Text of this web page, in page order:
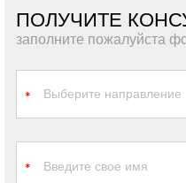
ПОЛУЧИТЕ
заполните пожалуйста
Выберите направление